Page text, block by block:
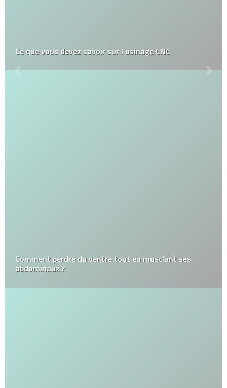
Ce que vous devez savoir sur l’usinage CNC
Comment perdre du ventre tout en musclant ses
abdominaux ?